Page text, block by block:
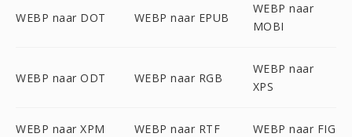
WEBP naar DOT WEBP naar EPUB
WEBP naar
MOBI
WEBP naar ODT WEBP naar RGB
WEBP naar
XPS
WEBP naar XPM WEBP naar RTF WEBP naar FIG